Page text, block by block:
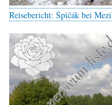
Reisebericht: Špičák bei Mezí